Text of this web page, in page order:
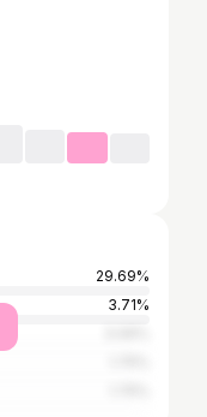
29.69%
3.71%